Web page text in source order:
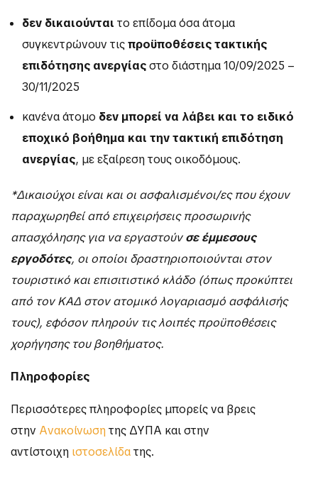
δεν δικαιούνται το επίδομα όσα άτομα
συγκεντρώνουν τιςπροϋποθέσεις τακτικής
επιδότησης ανεργίαςστο διάστημα 10/09/2025 –
30/11/2025
κανένα άτομο δεν μπορεί να λάβει και το ειδικό
εποχικό βοήθημα και την τακτική επιδότηση
ανεργίας, με εξαίρεση τους οικοδόμους.
*Δικαιούχοι είναι και οι ασφαλισμένοι/ες που έχουν
παραχωρηθεί από επιχειρήσεις προσωρινής
απασχόλησης για να εργαστούνσε έμμεσους
εργοδότες, οι οποίοι δραστηριοποιούνται στον
τουριστικό και επισιτιστικό κλάδο (όπως προκύπτει
από τον ΚΑΔ στον ατομικό λογαριασμό ασφάλισής
τους), εφόσον πληρούν τις λοιπές προϋποθέσεις
χορήγησης του βοηθήματος.
Πληροφορίες
Περισσότερες πληροφορίες μπορείς να βρεις
στην Ανακοίνωσητης ΔΥΠΑ και στην
αντίστοιχη ιστοσελίδατης.